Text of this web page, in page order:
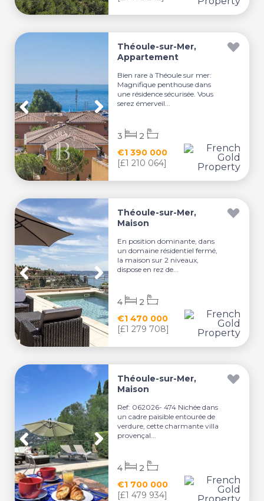
Théoule-sur-Mer,
Appartement
Bien rare à Théoule sur mer:
Magnifique penthouse dans
une résidence sécurisée. Vous
serez émerveil...
€1 390 000
[£1 210 064]
3 2
Théoule-sur-Mer,
Maison
En position dominante, dans
un domaine résidentiel fermé,
la maison sur 2 niveaux,
dispose en rez de...
€1 470 000
[£1 279 708]
4 2
Théoule-sur-Mer,
Maison
Ref: 062026- 474 Nichée dans
un cadre paisible entourée de
verdure, cette charmante villa
provençal...
€1 700 000
[£1 479 934]
4 2